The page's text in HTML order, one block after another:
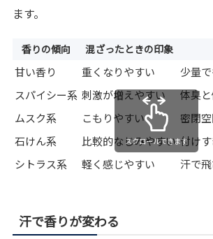
ます。
香りの傾向 混ざったときの印象
甘い香り 重くなりやすい
少量
スパイシー系 刺激が増えやすい
体臭
ムスク系
こもりやすい
密閉
石けん系
比較的なじみやすい 付け
シトラス系
軽く感じやすい 汗で
スクロールできます
汗で香りが変わる